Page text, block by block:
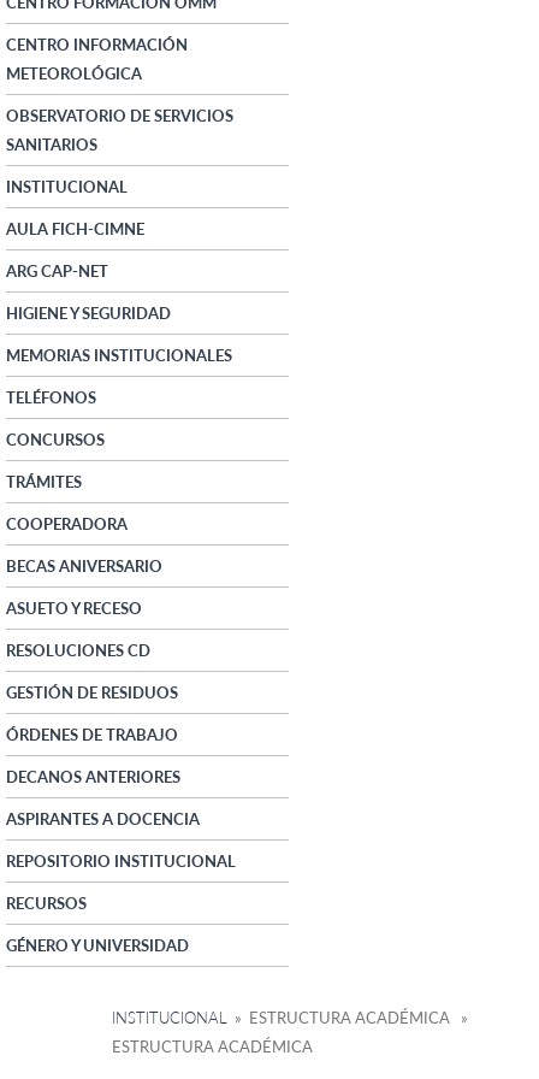
CENTRO INFORMACIÓN
METEOROLÓGICA
OBSERVATORIO DE SERVICIOS
SANITARIOS
INSTITUCIONAL
AULA FICH-CIMNE
ARG CAP-NET
HIGIENE Y SEGURIDAD
MEMORIAS INSTITUCIONALES
TELÉFONOS
CONCURSOS
TRÁMITES
COOPERADORA
BECAS ANIVERSARIO
ASUETO Y RECESO
RESOLUCIONES CD
GESTIÓN DE RESIDUOS
ÓRDENES DE TRABAJO
DECANOS ANTERIORES
ASPIRANTES A DOCENCIA
REPOSITORIO INSTITUCIONAL
RECURSOS
GÉNERO Y UNIVERSIDAD
INSTITUCIONAL
» ESTRUCTURA ACADÉMICA »
ESTRUCTURA ACADÉMICA